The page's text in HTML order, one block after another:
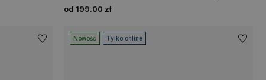
od 199.00 zł
Nowość Tylko online